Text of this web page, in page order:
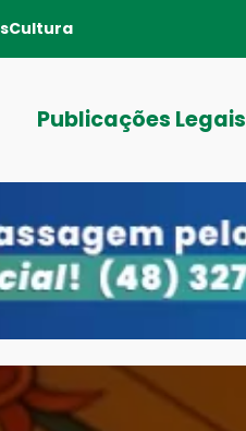
Cultura
Publicações Legais